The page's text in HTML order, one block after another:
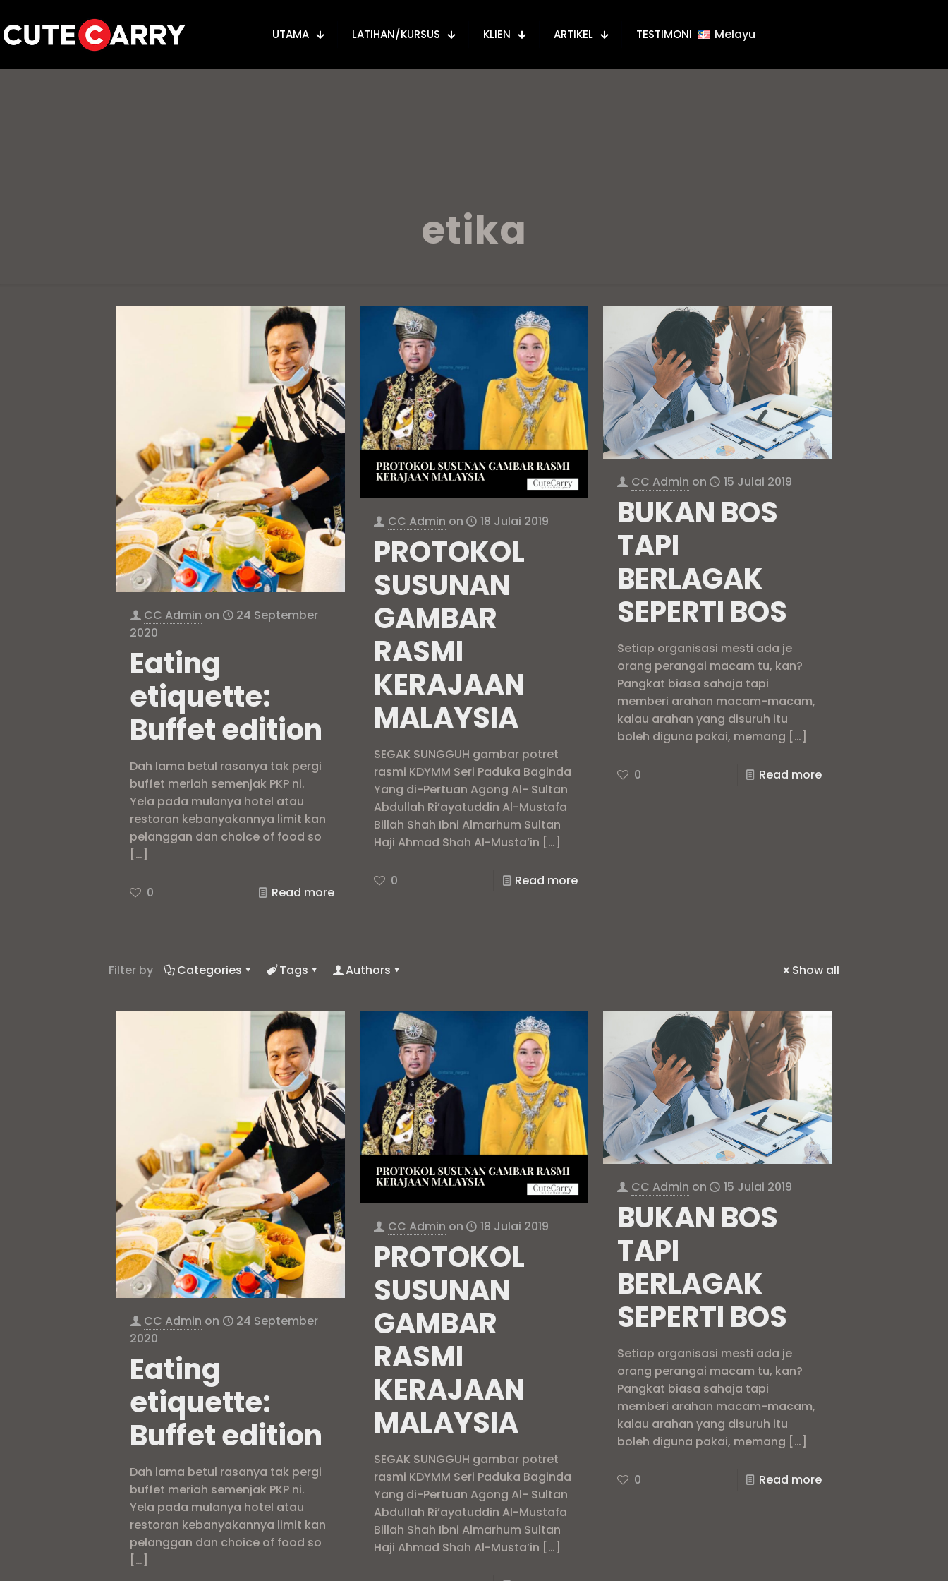
UTAMA LATIHAN/KURSUS KLIEN ARTIKEL TESTIMONI Melayu
etika
CC Admin on
24 September
2020
Eating
etiquette:
Buffet edition
Dah lama betul rasanya tak pergi
buffet meriah semenjak PKP ni.
Yela pada mulanya hotel atau
restoran kebanyakannya limit kan
pelanggan dan choice of food so
[…]
0 Read more
CC Admin on 18 Julai 2019
PROTOKOL
SUSUNAN
GAMBAR
RASMI
KERAJAAN
MALAYSIA
SEGAK SUNGGUH gambar potret
rasmi KDYMM Seri Paduka Baginda
Yang di-Pertuan Agong Al- Sultan
Abdullah Ri’ayatuddin Al-Mustafa
Billah Shah Ibni Almarhum Sultan
Haji Ahmad Shah Al-Musta’in […]
0 Read more
CC Admin on 15 Julai 2019
BUKAN BOS
TAPI
BERLAGAK
SEPERTI BOS
Setiap organisasi mesti ada je
orang perangai macam tu, kan?
Pangkat biasa sahaja tapi
memberi arahan macam-macam,
kalau arahan yang disuruh itu
boleh diguna pakai, memang […]
0 Read more
Filter by Categories Tags Authors Show all
CC Admin on
24 September
2020
Eating
etiquette:
Buffet edition
Dah lama betul rasanya tak pergi
buffet meriah semenjak PKP ni.
Yela pada mulanya hotel atau
restoran kebanyakannya limit kan
pelanggan dan choice of food so
[…]
CC Admin on 18 Julai 2019
PROTOKOL
SUSUNAN
GAMBAR
RASMI
KERAJAAN
MALAYSIA
SEGAK SUNGGUH gambar potret
rasmi KDYMM Seri Paduka Baginda
Yang di-Pertuan Agong Al- Sultan
Abdullah Ri’ayatuddin Al-Mustafa
Billah Shah Ibni Almarhum Sultan
Haji Ahmad Shah Al-Musta’in […]
CC Admin on 15 Julai 2019
BUKAN BOS
TAPI
BERLAGAK
SEPERTI BOS
Setiap organisasi mesti ada je
orang perangai macam tu, kan?
Pangkat biasa sahaja tapi
memberi arahan macam-macam,
kalau arahan yang disuruh itu
boleh diguna pakai, memang […]
0 Read more